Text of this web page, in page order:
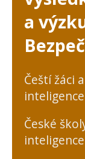
a
Čeští žáci
České